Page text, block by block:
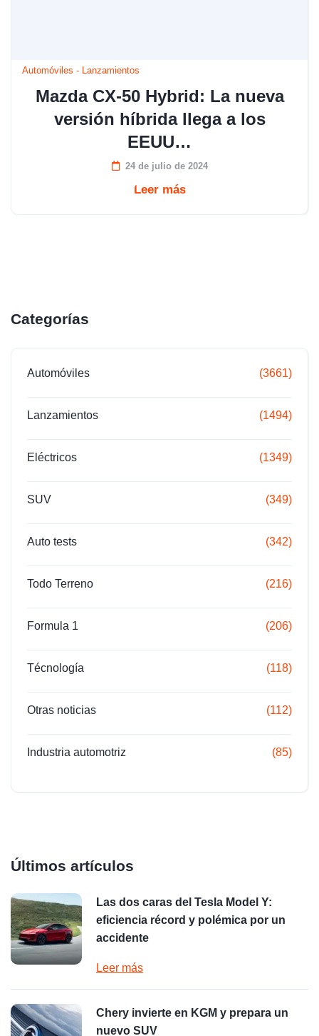
Automóviles - Lanzamientos
Mazda CX-50 Hybrid: La nueva
versión híbrida llega a los
EEUU…
24 de julio de 2024
Leer más
Categorías
Automóviles (3661)
Lanzamientos (1494)
Eléctricos (1349)
SUV (349)
Auto tests (342)
Todo Terreno (216)
Formula 1 (206)
Técnología (118)
Otras noticias (112)
Industria automotriz (85)
Últimos artículos
Las dos caras del Tesla Model Y:
eficiencia récord y polémica por un
accidente
Leer más
Chery invierte en KGM y prepara un
nuevo SUV